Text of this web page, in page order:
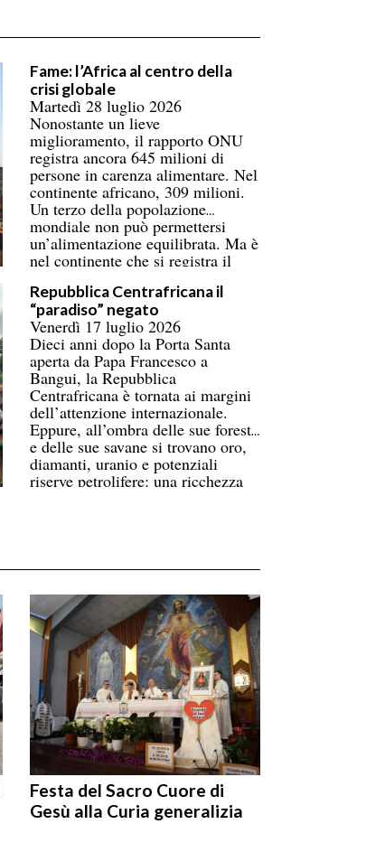
Fame: l’Africa al centro della
crisi globale
Martedì 28 luglio 2026
Nonostante un lieve
miglioramento, il rapporto ONU
registra ancora 645 milioni di
persone in carenza alimentare. Nel
continente africano, 309 milioni.
Un terzo della popolazione
mondiale non può permettersi
un’alimentazione equilibrata. Ma è
nel continente che si registra il
coinvolte, superando ormai l’Asia.
Donne e bambini pagano il prezzo
più alto. La carenza di
infrastrutture nella catena del
freddo fa perdere oltre un terzo
della produzione di frutta, verdura,
pesce e latticini.
Repubblica Centrafricana il
“paradiso” negato
Venerdì 17 luglio 2026
Dieci anni dopo la Porta Santa
aperta da Papa Francesco a
Bangui, la Repubblica
Centrafricana è tornata ai margini
dell’attenzione internazionale.
Eppure, all’ombra delle sue foreste
e delle sue savane si trovano oro,
diamanti, uranio e potenziali
riserve petrolifere: una ricchezza
Festa del Sacro Cuore di
Gesù alla Curia generalizia